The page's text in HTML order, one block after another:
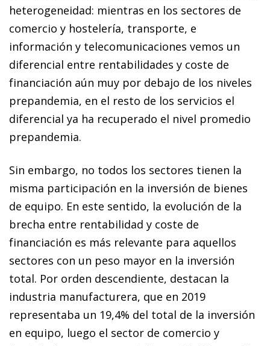
heterogeneidad: mientras en los sectores de
comercio y hostelería, transporte, e
información y telecomunicaciones vemos un
diferencial entre rentabilidades y coste de
financiación aún muy por debajo de los niveles
prepandemia, en el resto de los servicios el
diferencial ya ha recuperado el nivel promedio
prepandemia.
Sin embargo, no todos los sectores tienen la
misma participación en la inversión de bienes
de equipo. En este sentido, la evolución de la
brecha entre rentabilidad y coste de
financiación es más relevante para aquellos
sectores con un peso mayor en la inversión
total. Por orden descendiente, destacan la
industria manufacturera, que en 2019
representaba un 19,4% del total de la inversión
en equipo, luego el sector de comercio y